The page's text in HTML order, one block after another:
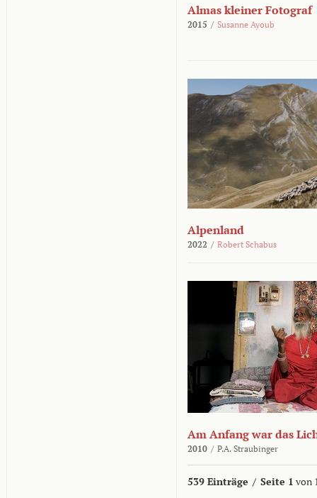
Almas kleiner Fotograf
2015 / Susanne Ayoub
Alpenland
2022 / Robert Schabus
Am Anfang war das
2010 / P.A. Straubinger
539 Einträge / Seite 1 von